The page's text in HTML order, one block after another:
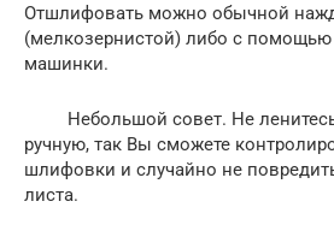
Отшлифовать можно обычной
(мелкозернистой) либо с
машинки.
Небольшой совет. Не
ручную, так Вы сможете
шлифовки и случайно не
листа.